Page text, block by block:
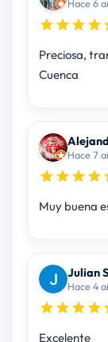
Hace 6
Preciosa,
Cuenca
Hace 7
Muy buena
Julian
Hace 4
Excelente